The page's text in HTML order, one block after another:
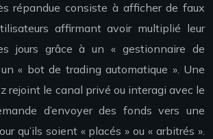
répandue consiste à afficher de faux
affirmant avoir multiplié leur
jours grâce à un « gestionnaire de
« bot de trading automatique ». Une
rejoint le canal privé ou interagi avec le
d’envoyer des fonds vers une
qu’ils soient « placés » ou « arbitrés ».